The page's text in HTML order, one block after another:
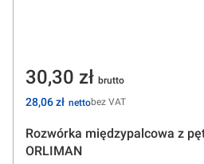
Rozwórka międzypalcowa z
ORLIMAN
Cena
30,30 zł
Cena
28,06 zł bez VAT